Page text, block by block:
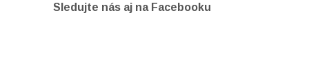
Sledujte nás aj na Facebooku